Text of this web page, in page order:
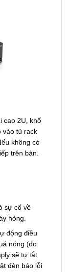
cao 2U, khổ
vào tủ rack
không có
trên bàn.
sự cố về
hỏng.
động điều
nóng (do
sẽ tự tắt
đèn báo lỗi